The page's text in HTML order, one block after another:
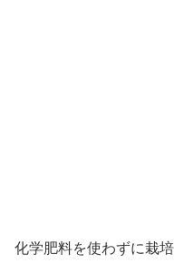
化学肥料を使わずに栽培